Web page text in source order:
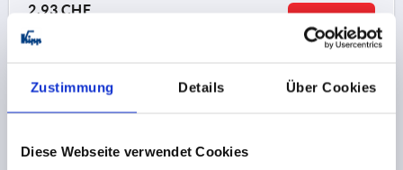
Zustimmung Details Über Cookies
Diese Webseite verwendet Cookies
2,93 CHF
zzgl. Versandkosten
K0279 AG